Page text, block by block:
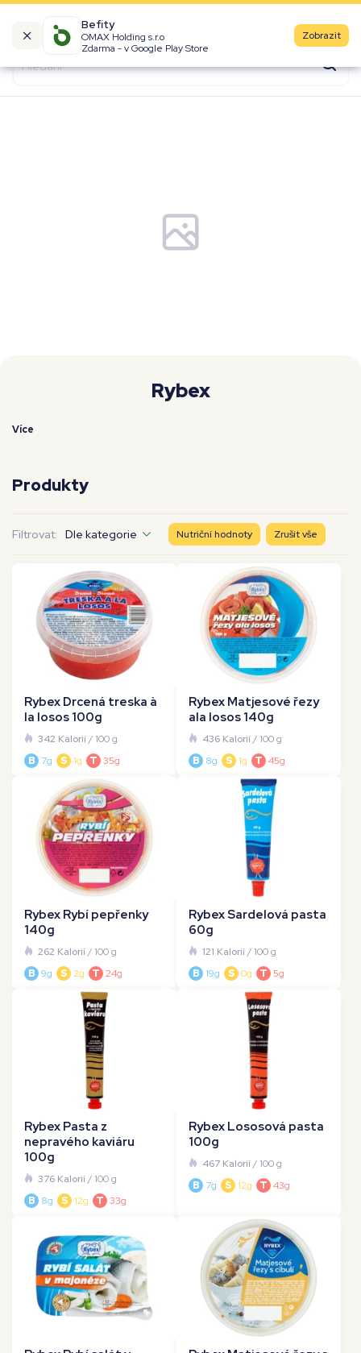
Befity
OMAX Holding s.r.o
Zdarma - v Google Play Store
Zobrazit
Kalorické tabulky
Rybex
Více
Produkty
Filtrovat: Dle kategorie Nutriční hodnoty Zrušit vše
Rybex Drcená treska à
la losos 100g
342 Kalorií/ 100 g
B 7g S 1g T 35g
Rybex Matjesové řezy
ala losos 140g
436 Kalorií/ 100 g
B 8g S 1g T 45g
Rybex Rybí pepřenky
140g
262 Kalorií/ 100 g
B 9g S 2g T 24g
Rybex Sardelová pasta
60g
121 Kalorií/ 100 g
B 19g S 0g T 5g
Rybex Pasta z
nepravého kaviáru
100g
376 Kalorií/ 100 g
B 8g S 12g T 33g
Rybex Lososová pasta
100g
467 Kalorií/ 100 g
B 7g S 12g T 43g